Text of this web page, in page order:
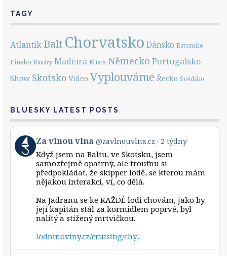
TAGY
Atlantik Balt Chorvatsko Dánsko Estonsko
Finsko Kanáry Madeira Místa Německo Portugalsko
Show Skotsko Video Vyplouváme Řecko Švédsko
BLUESKY LATEST POSTS
View
post
by
Bluesky
Za vlnou vlna @zavlnouvlna.cz 2 týdny
Když jsem na Baltu, ve Skotsku, jsem
samozřejmě opatrný, ale troufnu si
předpokládat, že skipper lodě, se kterou mám
nějakou interakci, ví, co dělá.
Na Jadranu se ke KAŽDÉ lodi chovám, jako by
její kapitán stál za kormidlem poprvé, byl
nalitý a stižený mrtvičkou.
lodninoviny.cz/cruising/chy...